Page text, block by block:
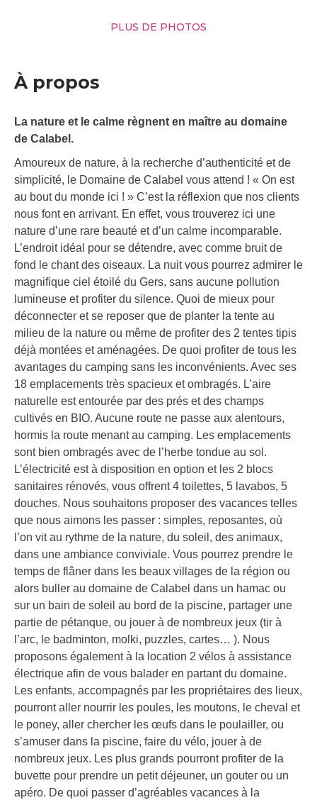
PLUS DE PHOTOS
À propos
La nature et le calme règnent en maître au domaine
de Calabel.
Amoureux de nature, à la recherche d’authenticité et de
simplicité, le Domaine de Calabel vous attend ! « On est
au bout du monde ici ! » C’est la réflexion que nos clients
nous font en arrivant. En effet, vous trouverez ici une
nature d’une rare beauté et d’un calme incomparable.
L’endroit idéal pour se détendre, avec comme bruit de
fond le chant des oiseaux. La nuit vous pourrez admirer le
magnifique ciel étoilé du Gers, sans aucune pollution
lumineuse et profiter du silence. Quoi de mieux pour
déconnecter et se reposer que de planter la tente au
milieu de la nature ou même de profiter des 2 tentes tipis
déjà montées et aménagées. De quoi profiter de tous les
avantages du camping sans les inconvénients. Avec ses
18 emplacements très spacieux et ombragés. L’aire
naturelle est entourée par des prés et des champs
cultivés en BIO. Aucune route ne passe aux alentours,
hormis la route menant au camping. Les emplacements
sont bien ombragés avec de l’herbe tondue au sol.
L’électricité est à disposition en option et les 2 blocs
sanitaires rénovés, vous offrent 4 toilettes, 5 lavabos, 5
douches. Nous souhaitons proposer des vacances telles
que nous aimons les passer : simples, reposantes, où
l’on vit au rythme de la nature, du soleil, des animaux,
dans une ambiance conviviale. Vous pourrez prendre le
temps de flâner dans les beaux villages de la région ou
alors buller au domaine de Calabel dans un hamac ou
sur un bain de soleil au bord de la piscine, partager une
partie de pétanque, ou jouer à de nombreux jeux (tir à
l’arc, le badminton, molki, puzzles, cartes… ). Nous
proposons également à la location 2 vélos à assistance
électrique afin de vous balader en partant du domaine.
Les enfants, accompagnés par les propriétaires des lieux,
pourront aller nourrir les poules, les moutons, le cheval et
le poney, aller chercher les œufs dans le poulailler, ou
s’amuser dans la piscine, faire du vélo, jouer à de
nombreux jeux. Les plus grands pourront profiter de la
buvette pour prendre un petit déjeuner, un gouter ou un
apéro. De quoi passer d’agréables vacances à la